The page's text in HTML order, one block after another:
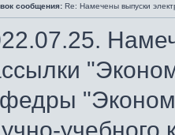
сообщения: Re: Намечены выпуски